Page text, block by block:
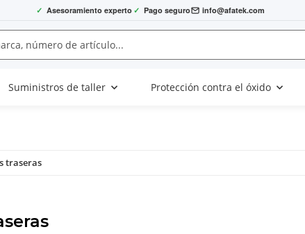
✓ Asesoramiento experto ✓ Pago seguro info@afatek.com
Suministros de taller Protección contra el óxido
traseras